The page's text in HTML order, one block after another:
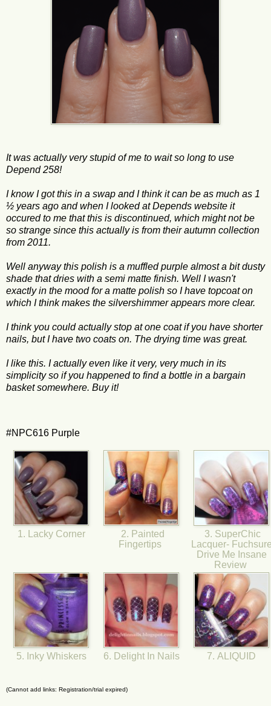
It was actually very stupid of me to wait so long to use
Depend 258!
I know I got this in a swap and I think it can be as much as 1
½ years ago and when I looked at Depends website it
occured to me that this is discontinued, which might not be
so strange since this actually is from their autumn collection
from 2011.
Well anyway this polish is a muffled purple almost a bit dusty
shade that dries with a semi matte finish. Well I wasn't
exactly in the mood for a matte polish so I have topcoat on
which I think makes the silvershimmer appears more clear.
I think you could actually stop at one coat if you have shorter
nails, but I have two coats on. The drying time was great.
I like this. I actually even like it very, very much in its
simplicity so if you happened to find a bottle in a bargain
basket somewhere. Buy it!
#NPC616 Purple
1. Lacky Corner
2. Painted
Fingertips
3. SuperChic
Lacquer-
Drive Me Insane
Review
5. Inky Whiskers 6. Delight In Nails 7. ALIQUID
(Cannot add links: Registration/trial expired)